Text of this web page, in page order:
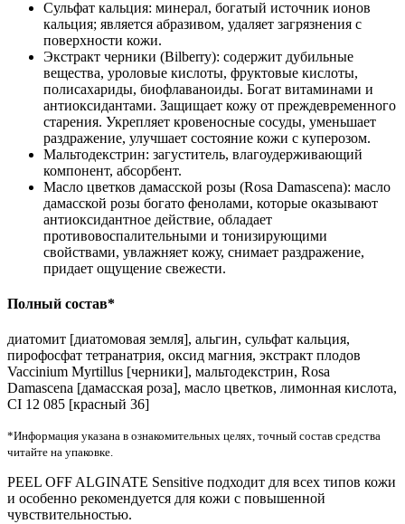
Сульфат кальция: минерал, богатый источник ионов
кальция; является абразивом, удаляет загрязнения с
поверхности кожи.
Экстракт черники (Bilberry): содержит дубильные
вещества, уроловые кислоты, фруктовые кислоты,
полисахариды, биофлаваноиды. Богат витаминами и
антиоксидантами. Защищает кожу от преждевременного
старения. Укрепляет кровеносные сосуды, уменьшает
раздражение, улучшает состояние кожи с куперозом.
Мальтодекстрин: загуститель, влагоудерживающий
компонент, абсорбент.
Масло цветков дамасской розы (Rosa Damascena): масло
дамасской розы богато фенолами, которые оказывают
антиоксидантное действие, обладает
противовоспалительными и тонизирующими
свойствами, увлажняет кожу, снимает раздражение,
придает ощущение свежести.
Полный состав*
диатомит [диатомовая земля], альгин, сульфат кальция,
пирофосфат тетранатрия, оксид магния, экстракт плодов
Vaccinium Myrtillus [черники], мальтодекстрин, Rosa
Damascena [дамасская роза], масло цветков, лимонная кислота,
CI 12 085 [красный 36]
*Информация указана в ознакомительных целях, точный состав средства
читайте на упаковке.
PEEL OFF ALGINATE Sensitive подходит для всех типов кожи
и особенно рекомендуется для кожи с повышенной
чувствительностью.